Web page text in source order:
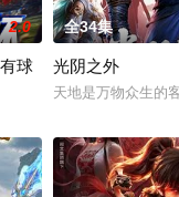
2.0
球
全34集
光阴之外
天地是万物众生的